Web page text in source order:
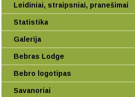
Leidiniai, straipsniai, pranešimai
Statistika
Galerija
Bebras Lodge
Bebro logotipas
Savanoriai